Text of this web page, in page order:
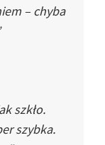
– chyba
szkło.
szybka.